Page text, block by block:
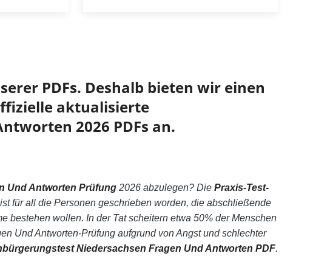
PDFs. Deshalb bieten wir einen
aktualisierte
2026 PDFs an.
Und Antworten Prüfung2026 abzulegen? Die Praxis-Test-
für all die Personen geschrieben worden, die abschließende
bestehen wollen. In der Tat scheitern etwa 50% der Menschen
Und Antworten-Prüfung aufgrund von Angst und schlechter
Niedersachsen Fragen Und Antworten PDF.